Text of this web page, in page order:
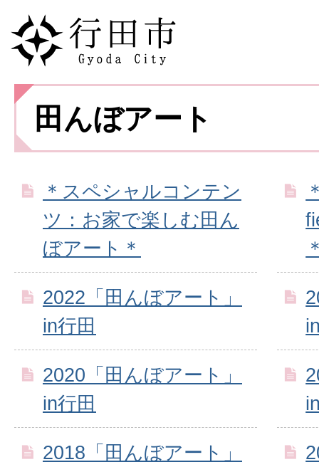
田んぼアート
＊スペシャルコンテン
ツ：お家で楽しむ田ん
ぼアート＊
2022「田んぼアート」
in行田
2020「田んぼアート」
in行田
2018「田んぼアート」